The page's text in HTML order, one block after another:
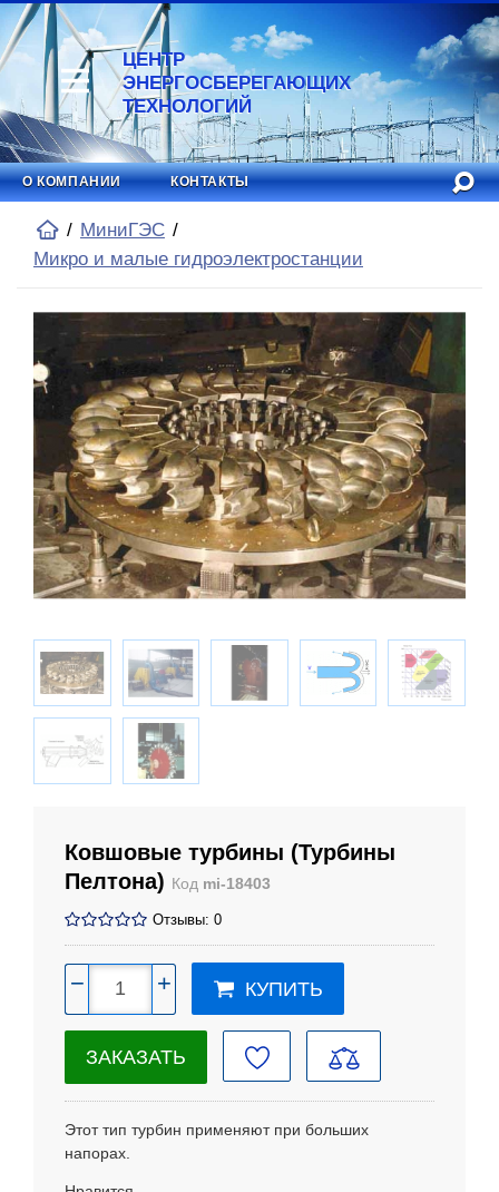
ЦЕНТР
ЭНЕРГОСБЕРЕГАЮЩИХ
ТЕХНОЛОГИЙ
О КОМПАНИИ КОНТАКТЫ
МиниГЭС
Микро и малые гидроэлектростанции
Ковшовые турбины (Турбины
Пелтона) Код mi-18403
Отзывы: 0
− + КУПИТЬ
ЗАКАЗАТЬ
Этот тип турбин применяют при больших
напорах.